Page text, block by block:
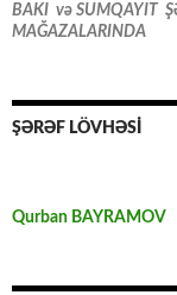
BAKI və SUMQAYIT
MAĞAZALARINDA
ŞƏRƏF LÖVHƏSİ
Qurban BAYRAMOV